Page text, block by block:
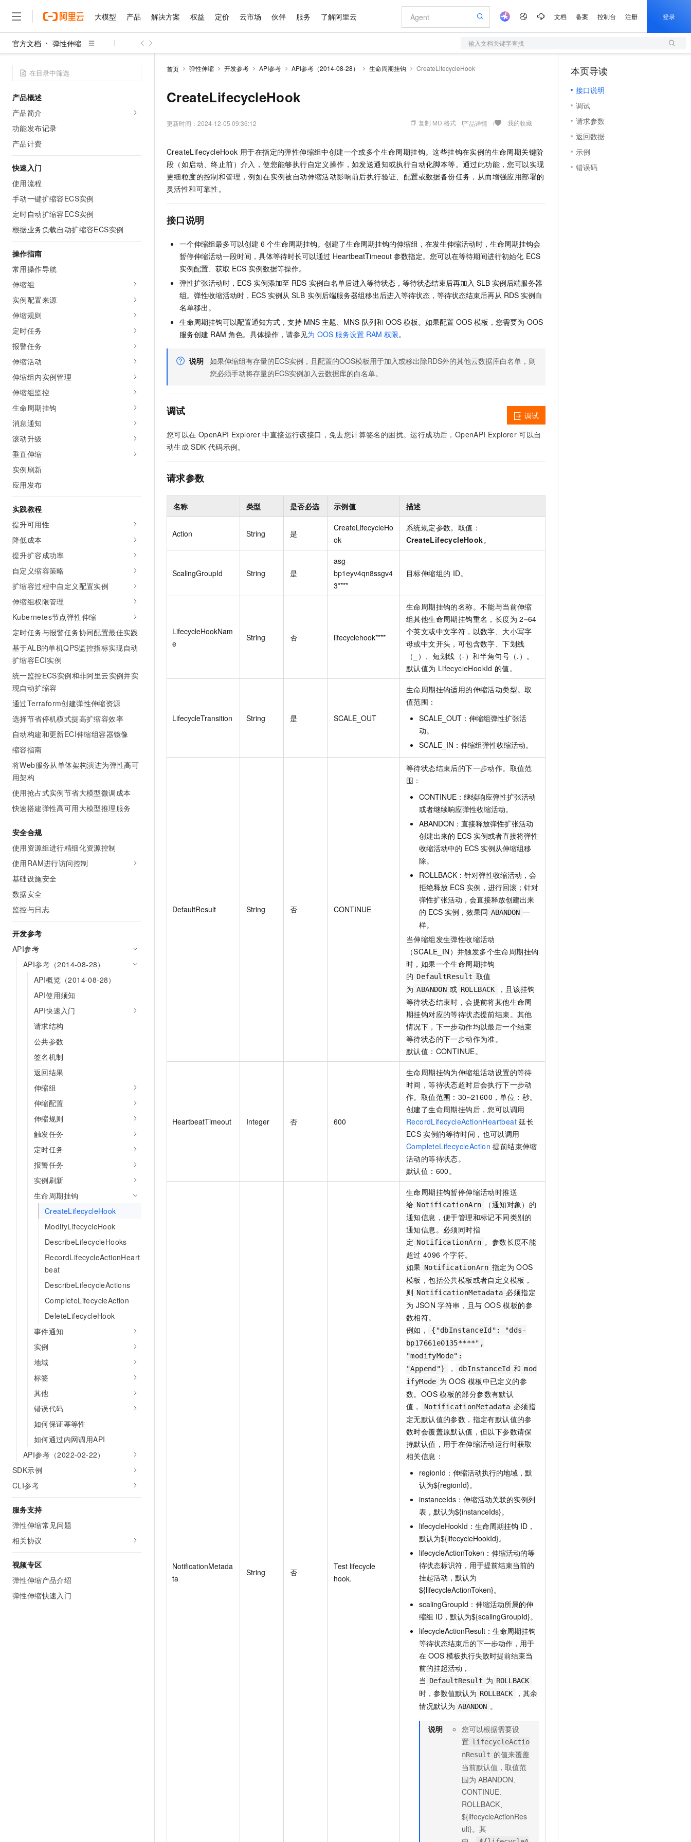
大模型 产品 解决方案 权益 定价 云市场 伙伴 服务 了解阿里云 文档 备案 控制台 注册 登录
官方文档 弹性伸缩 输入文档关键字查找
产品概述
产品简介
功能发布记录
产品计费
快速入门
使用流程
手动一键扩缩容ECS实例
定时自动扩缩容ECS实例
根据业务负载自动扩缩容ECS实例
操作指南
常用操作导航
伸缩组
实例配置来源
伸缩规则
定时任务
报警任务
伸缩活动
伸缩组内实例管理
伸缩组监控
生命周期挂钩
消息通知
滚动升级
垂直伸缩
实例刷新
应用发布
实践教程
提升可用性
降低成本
提升扩容成功率
自定义缩容策略
扩缩容过程中自定义配置实例
伸缩组权限管理
Kubernetes节点弹性伸缩
定时任务与报警任务协同配置最佳实践
基于ALB的单机QPS监控指标实现自动
扩缩容ECI实例
统一监控ECS实例和非阿里云实例并实
现自动扩缩容
通过Terraform创建弹性伸缩资源
选择节省停机模式提高扩缩容效率
自动构建和更新ECI伸缩组容器镜像
缩容指南
将Web服务从单体架构演进为弹性高可
用架构
使用抢占式实例节省大模型微调成本
快速搭建弹性高可用大模型推理服务
安全合规
使用资源组进行精细化资源控制
使用RAM进行访问控制
基础设施安全
数据安全
监控与日志
开发参考
API参考
API参考（2014-08-28）
API概览（2014-08-28）
API使用须知
API快速入门
请求结构
公共参数
签名机制
返回结果
伸缩组
伸缩配置
伸缩规则
触发任务
定时任务
报警任务
实例刷新
生命周期挂钩
CreateLifecycleHook
ModifyLifecycleHook
DescribeLifecycleHooks
RecordLifecycleActionHeart
beat
DescribeLifecycleActions
CompleteLifecycleAction
DeleteLifecycleHook
事件通知
实例
地域
标签
其他
错误代码
如何保证幂等性
如何通过内网调用API
API参考（2022-02-22）
SDK示例
CLI参考
服务支持
弹性伸缩常见问题
相关协议
视频专区
弹性伸缩产品介绍
弹性伸缩快速入门
首页 弹性伸缩 开发参考 API参考 API参考（2014-08-28） 生命周期挂钩 CreateLifecycleHook
CreateLifecycleHook
更新时间： 2024-12-05 09:36:12 复制 MD 格式 产品详情 我的收藏
CreateLifecycleHook 用于在指定的弹性伸缩组中创建一个或多个生命周期挂钩。这些挂钩在实例的生命周期关键阶
段（如启动、终止前）介入，使您能够执行自定义操作，如发送通知或执行自动化脚本等。通过此功能，您可以实现
更细粒度的控制和管理，例如在实例被自动伸缩活动影响前后执行验证、配置或数据备份任务，从而增强应用部署的
灵活性和可靠性。
接口说明
一个伸缩组最多可以创建 6 个生命周期挂钩。创建了生命周期挂钩的伸缩组，在发生伸缩活动时，生命周期挂钩会
暂停伸缩活动一段时间，具体等待时长可以通过 HeartbeatTimeout 参数指定。您可以在等待期间进行初始化 ECS
实例配置、获取 ECS 实例数据等操作。
弹性扩张活动时，ECS 实例添加至 RDS 实例白名单后进入等待状态，等待状态结束后再加入 SLB 实例后端服务器
组。弹性收缩活动时，ECS 实例从 SLB 实例后端服务器组移出后进入等待状态，等待状态结束后再从 RDS 实例白
名单移出。
生命周期挂钩可以配置通知方式，支持 MNS 主题、MNS 队列和 OOS 模板。如果配置 OOS 模板，您需要为 OOS
服务创建 RAM 角色。具体操作，请参见为 OOS 服务设置 RAM 权限。
说明 如果伸缩组有存量的ECS实例，且配置的OOS模板用于加入或移出除RDS外的其他云数据库白名单，则
您必须手动将存量的ECS实例加入云数据库的白名单。
调试
您可以在 OpenAPI Explorer 中直接运行该接口，免去您计算签名的困扰。运行成功后，OpenAPI Explorer 可以自
动生成 SDK 代码示例。
调试
请求参数
名称 类型 是否必选 示例值 描述
Action String 是
CreateLifecycleHo
ok
系统规定参数。取值：
CreateLifecycleHook。
ScalingGroupId String 是
asg-
bp1eyv4qn8ssgv4
3****
目标伸缩组的 ID。
LifecycleHookNam
e
String 否 lifecyclehook****
生命周期挂钩的名称。不能与当前伸缩
组其他生命周期挂钩重名，长度为 2~64
个英文或中文字符，以数字、大小写字
母或中文开头，可包含数字、下划线
（_）、短划线（-）和半角句号（.）。
默认值为 LifecycleHookId 的值。
LifecycleTransition String 是 SCALE_OUT
生命周期挂钩适用的伸缩活动类型。取
值范围：
SCALE_OUT：伸缩组弹性扩张活
动。
SCALE_IN：伸缩组弹性收缩活动。
DefaultResult String 否 CONTINUE
等待状态结束后的下一步动作。取值范
围：
CONTINUE：继续响应弹性扩张活动
或者继续响应弹性收缩活动。
ABANDON：直接释放弹性扩张活动
创建出来的 ECS 实例或者直接将弹性
收缩活动中的 ECS 实例从伸缩组移
除。
ROLLBACK：针对弹性收缩活动，会
拒绝释放 ECS 实例，进行回滚；针对
弹性扩张活动，会直接释放创建出来
的 ECS 实例，效果同 ABANDON 一
样。
当伸缩组发生弹性收缩活动
（SCALE_IN）并触发多个生命周期挂钩
时，如果一个生命周期挂钩
的 DefaultResult 取值
为 ABANDON 或 ROLLBACK
，且该挂钩
等待状态结束时，会提前将其他生命周
期挂钩对应的等待状态提前结束。其他
情况下，下一步动作均以最后一个结束
等待状态的下一步动作为准。
默认值：CONTINUE。
HeartbeatTimeout Integer 否 600
生命周期挂钩为伸缩组活动设置的等待
时间，等待状态超时后会执行下一步动
作。取值范围：30~21600，单位：秒。
创建了生命周期挂钩后，您可以调用
RecordLifecycleActionHeartbeat 延长
ECS 实例的等待时间，也可以调用
CompleteLifecycleAction 提前结束伸缩
活动的等待状态。
默认值：600。
NotificationMetada
ta
String 否
Test lifecycle
hook.
生命周期挂钩暂停伸缩活动时推送
给 NotificationArn
（通知对象）的
通知信息，便于管理和标记不同类别的
通知信息。必须同时指
定 NotificationArn 。参数长度不能
超过 4096 个字符。
如果 NotificationArn 指定为 OOS
模板，包括公共模板或者自定义模板，
则 NotificationMetadata 必须指定
为 JSON 字符串，且与 OOS 模板的参
数相符。
例如，
{"dbInstanceId": "dds-
bp17661e0135****",
"modifyMode":
"Append"}
， dbInstanceId 和 mod
ifyMode 为 OOS 模板中已定义的参
数。OOS 模板的部分参数有默认
值，
NotificationMetadata 必须指
定无默认值的参数，指定有默认值的参
数时会覆盖原默认值，但以下参数请保
持默认值，用于在伸缩活动运行时获取
相关信息：
regionId：伸缩活动执行的地域，默
认为${regionId}。
instanceIds：伸缩活动关联的实例列
表，默认为${instanceIds}。
lifecycleHookId：生命周期挂钩 ID，
默认为${lifecycleHookId}。
lifecycleActionToken：伸缩活动的等
待状态标识符，用于提前结束当前的
挂起活动，默认为
${lifecycleActionToken}。
scalingGroupId：伸缩活动所属的伸
缩组 ID，默认为${scalingGroupId}。
lifecycleActionResult：生命周期挂钩
等待状态结束后的下一步动作，用于
在 OOS 模板执行失败时提前结束当
前的挂起活动，
当 DefaultResult 为 ROLLBACK
时，参数值默认为 ROLLBACK
，其余
情况默认为 ABANDON 。
说明
您可以根据需要设
置 lifecycleActio
nResult 的值来覆盖
当前默认值，取值范
围为 ABANDON、
CONTINUE、
ROLLBACK、
${lifecycleActionRes
ult}。其
本页导读
接口说明
调试
请求参数
返回数据
示例
错误码
大模型
千问AI平台 大模型服务平台百炼
Qwen3.8-Max HOT
智能体时代全能旗舰模型
Qwen3.7-Plus
Qwen3-VL-Plus
Kimi-K3 NEW
Kimi 最新旗舰模型，长程编程与推理利器
HappyHorse-1.1-T2V
让文字生成流畅细腻的高质量视频
语音识别与合成
Qwen3-TTS-Flash
大模型服务
千问AI平台-Token Plan NEW
千问AI平台-模型体验
在线体验全尺寸、多种模态的模型效果
Happy 系列大模型
新一代 AI 视频生成模型，深度适配广告营销等场景
AI 应用构建
大模型服务平台百炼-应用模版
大模型服务平台百炼-智能体
灵活可视化地构建企业级 Agent
人工智能平台 PAI
Qoder HOT
万有无界
秒悟
大模型解决方案
快速部署 Dify，高效搭建 AI 应用 10分钟微调：让0.6B模型媲美235B模型 多模态数据信息提取
产品
精选产品
容器
存储
网络与CDN
数据库
大数据计算
媒体服务
企业服务与云通信
域名与网站
终端用户计算
Serverless
开发工具
迁移与运维管理
专有云
精选产品
多元化、高性能、安全可靠的大模型服务
随时随地安全接入的云上超级电脑
云解析DNS
面向分析的企业级SaaS模式云数据仓库
一站式AI开发、训练和推理服务
Qoder CN
全托管，含MySQL、PostgreSQL、SQL Server、MariaDB多引擎
面向真实软件的智能体编程平台
云原生数据库 PolarDB
轻量应用服务器
数字证书管理服务（原SSL证书）
实现全站HTTPS，呈现可信的WEB访问
短信服务
大数据开发治理平台 DataWorks
解决方案
精选解决方案
大数据
现代化应用
安全
可观测
上云与迁云
企业出海
政企业务
精选解决方案
可视化编排打通从文字构思到成片全链路闭环
快速拥有专属 OpenClaw
自主进化，持久记忆，越用越聪明
Claude Code + GStack 打造工程团队
轻松解锁专属 DeepSeek-V4-Pro
从聊天伙伴进化为能主动干活的本地数字员工
低代码高效构建企业门户网站
一句话生成原生可编辑精美 PPT 文稿
输入一句话想法, 轻松生成专业的 PPT
一键部署幻兽帕鲁游戏服务器
一键购买专属联机服务器，轻松开启游戏
漫剧工坊：一站式动画创作平台
快速生产连贯的高质量长漫剧
10 分钟搭建微信、支付宝小程序
权益 普惠上云
推荐新用户得奖励，单订单最高返9万
高校专属算力普惠，学生认证享300元代金券
免费试用
最高领取价值200元试用点，立即开启云上创新
AI 产品 免费试用
1亿+ 大模型 tokens 和 30+ 款产品免费体验
140+云产品 免费试用
产品新客免费试用，最长12个月
大模型ACA认证体验
助力企业全员 AI 认知与能力提升
AI 特惠
Qwen3.8-Max 首发尝鲜，限时加量 10 倍，夜间低至2折
千问办公，限时限量积分加倍 NEW
Night Plan 支持 Qwen 3.8-Max
夜间 5 折，Qwen/Meoo/TokenPlan 客户专享
AI 场景体验
从图文生成到视频创作，一键激活电商全链路生产力
图文、视频一站生成，高效打造优质广告素材
AI 建站
AI智能应用，一键激活高效办公新体验
自动承接线索、识别商机，让客服更高效、服务更出色。
AI 活动
AI 生产力先锋
先锋实践拓展 AI 生产力的边界
飞天发布时刻
所见，即是所愿
AI 实训营
从基础到进阶，Agent 创客手把手教你
定价 产品定价
了解云产品的定价详情
云上成本管理
管理和优化成本
价格计算器
自助选配和估算价格
价格优势
配置报价器
阿里云 OPC 创新助力计划
Token 补贴，五大权
益加速 OPC 成功
云市场 精选商城
多端小程序
观测云
Tuya 物联网平台阿里云版
蓝凌 OA
畅捷通
Tableau 订阅
AI空中课堂在线直播课堂（旗舰版）
生态解决方案
开发者生态解决方案
数据与 API
手机三要素
OCR 文字识别
发票查验
企业应用
ERP
CRM
OA 办公系统
400电话
基础软件
JAVA
全能环境
Red Hat
建站小程序
专业服务
公司注册
上云迁移
代维服务
伙伴 成为销售伙伴
咨询伙伴
销售伙伴合作计划
无影生态合作计划
Salesforce On Alibaba Cloud
Consulting Partner 合作计划
AI 大模型销售与服务生态合作计划
成为产品伙伴
产品生态伙伴
产品伙伴合作计划
云网络合作计划
Salesforce On Alibaba Cloud ISV 合作
计划
服务伙伴合作计划
Al MaaS 服务伙伴赋能合作
伙伴信用分合作计划
更多支持
合作伙伴培训与认证
查询合作伙伴
服务 售前咨询
自助服务
在线服务
工单服务
短信专区
企业增值服务
专家技术服务
服务实践
阿里云认证
官网公告
开发者社区
镜像站
我要反馈
了解阿里云 为什么选择阿里云
技术领先
分析师报告
研究报告与白皮书
AI 算法大赛
云开发大赛
入门学习赛
最佳实践
云上奥运之旅
看见新力量
金融模力时刻
市场活动
魔搭 ModelScope
科研合作
加入我们
校园招聘